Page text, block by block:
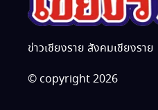
ข่าวเชียงราย สังคมเชียงราย
© copyright 2026